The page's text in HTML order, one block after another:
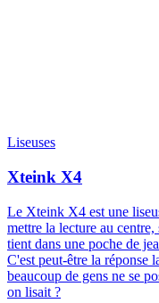
Liseuses
Xteink X4
Le Xteink X4 est une
mettre la lecture au
tient dans une poche de
C'est peut-être la réponse
beaucoup de gens ne se
on lisait ?